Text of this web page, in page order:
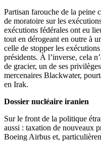
Partisan farouche de la peine
de moratoire sur les
exécutions fédérales ont eu
tout en dérogeant en outre à
celle de stopper les
présidents. À l’inverse, cela
de gracier, un de ses
mercenaires Blackwater,
en Irak.
Dossier nucléaire iranien
Sur le front de la politique
aussi : taxation de nouveaux
Boeing Airbus et,